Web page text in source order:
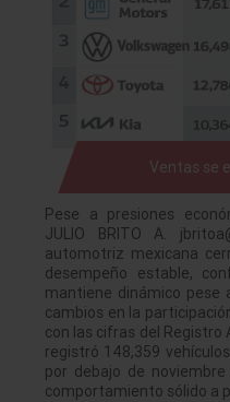
Ventas se
Pese a presiones
JULIO BRITO A.
automotriz mexicana
desempeño estable,
mantiene dinámico pese
cambios en la
con las cifras del Registro
registró 148,359
por debajo de
comportamiento sólido a